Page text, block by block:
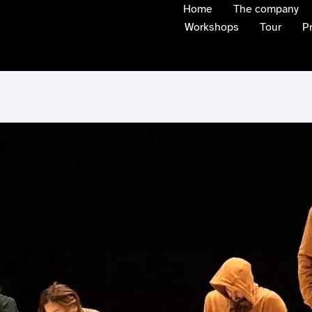
Home
The company
Workshops
Tour